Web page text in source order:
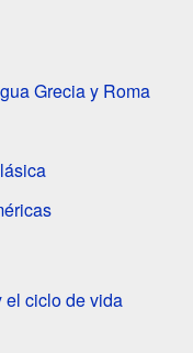
Grecia y Roma
el ciclo de vida